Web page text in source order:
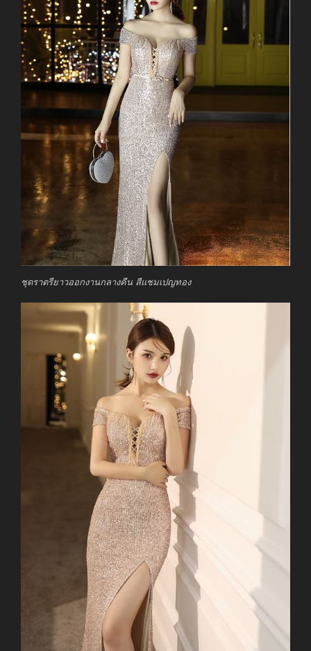
ชุดราตรียาวออกงานกลางคืน สีแชมเปญทอง